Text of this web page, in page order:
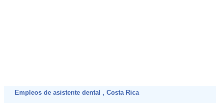
Empleos de asistente dental , Costa Rica